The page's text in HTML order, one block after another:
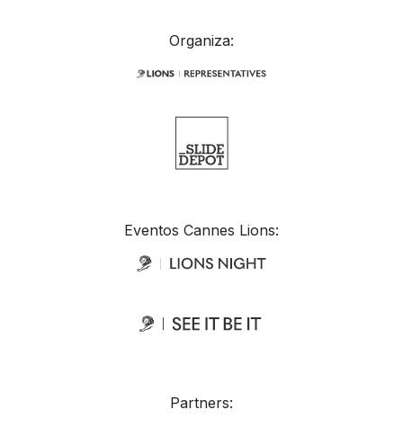
Organiza:
Eventos Cannes Lions:
Partners: